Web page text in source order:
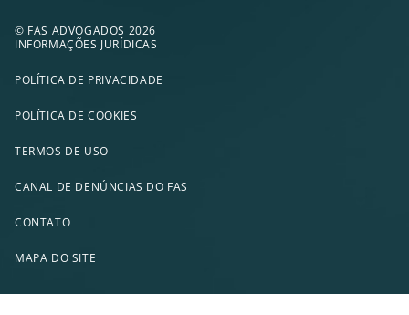
© FAS ADVOGADOS 2026
INFORMAÇÕES JURÍDICAS
POLÍTICA DE PRIVACIDADE
POLÍTICA DE COOKIES
TERMOS DE USO
CANAL DE DENÚNCIAS DO FAS
CONTATO
MAPA DO SITE